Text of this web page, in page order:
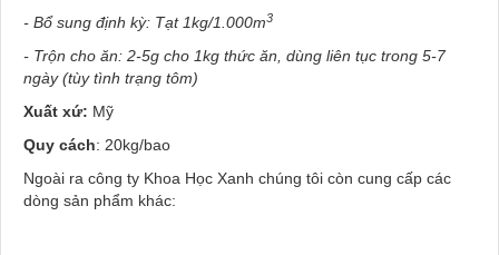
- Bổ sung định kỳ: Tạt 1kg/1.000m3
- Trộn cho ăn: 2-5g cho 1kg thức ăn, dùng liên tục trong 5-7
ngày (tùy tình trạng tôm)
Xuất xứ: Mỹ
Quy cách: 20kg/bao
Ngoài ra công ty Khoa Học Xanh chúng tôi còn cung cấp các
dòng sản phẩm khác: